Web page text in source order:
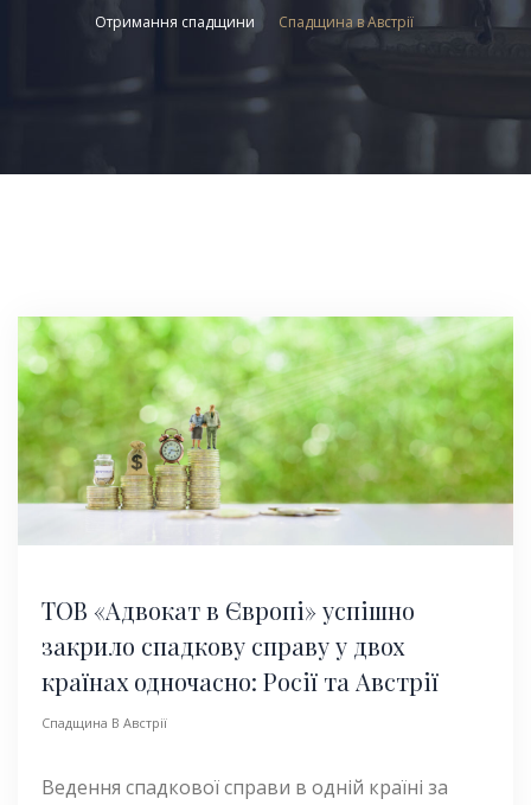
Отримання спадщини
Спадщина в Австрії
ТОВ «Адвокат в Європі» успішно
закрило спадкову справу у двох
країнах одночасно: Росії та Австрії
Спадщина В Австрії
Ведення спадкової справи в одній країні за